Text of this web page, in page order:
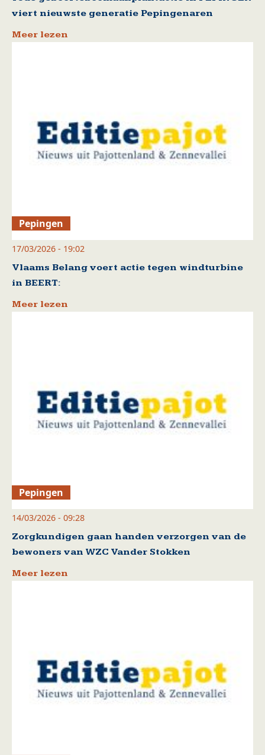
viert nieuwste generatie Pepingenaren
Meer lezen
Pepingen
17/03/2026 - 19:02
Vlaams Belang voert actie tegen windturbine
in BEERT:
Meer lezen
Pepingen
14/03/2026 - 09:28
Zorgkundigen gaan handen verzorgen van de
bewoners van WZC Vander Stokken
Meer lezen